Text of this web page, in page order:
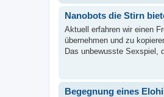
Nanobots die Stirn
Aktuell erfahren wir einen
übernehmen und zu
Das unbewusste Sexspiel,
Begegnung eines